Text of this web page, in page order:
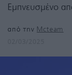
Εμπνευσμένο
από την Mcteam